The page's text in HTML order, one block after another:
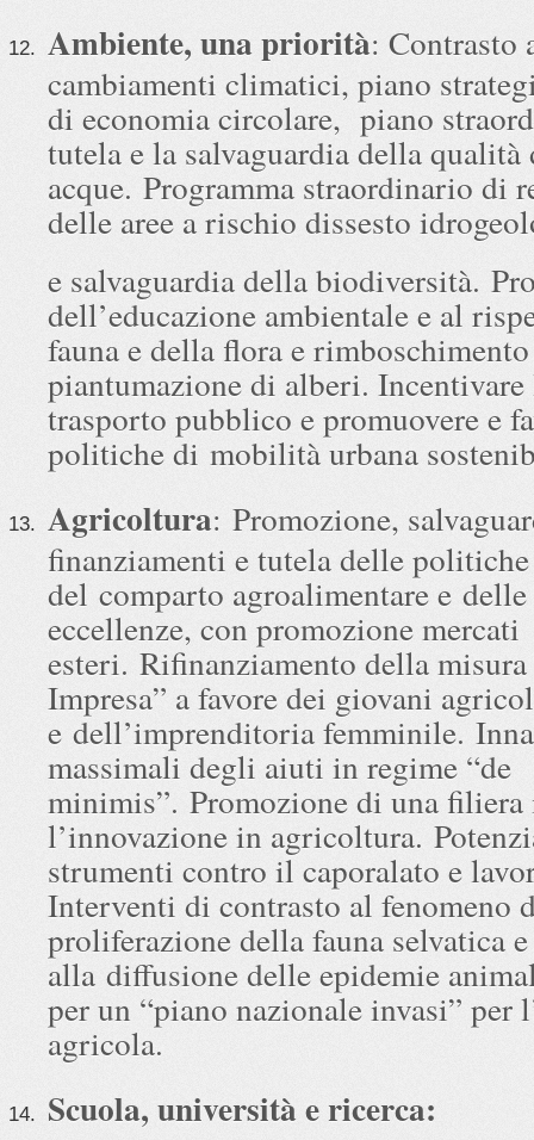
Ambiente, una priorità: Contrasto
cambiamenti climatici, piano
di economia circolare, piano
tutela e la salvaguardia della qualità
acque. Programma straordinario di
delle aree a rischio dissesto
e salvaguardia della biodiversità.
dell’educazione ambientale e al
fauna e della flora e
piantumazione di alberi.
trasporto pubblico e promuovere e
politiche di mobilità urbana
Agricoltura: Promozione,
finanziamenti e tutela delle
del comparto agroalimentare e
eccellenze, con promozione mercati
esteri. Rifinanziamento della
Impresa” a favore dei giovani
e dell’imprenditoria femminile.
massimali degli aiuti in regime “de
minimis”. Promozione di una filiera
l’innovazione in agricoltura.
strumenti contro il caporalato e
Interventi di contrasto al fenomeno
proliferazione della fauna selvatica e
alla diffusione delle epidemie
per un “piano nazionale invasi” per
agricola.
Scuola, università e ricerca: